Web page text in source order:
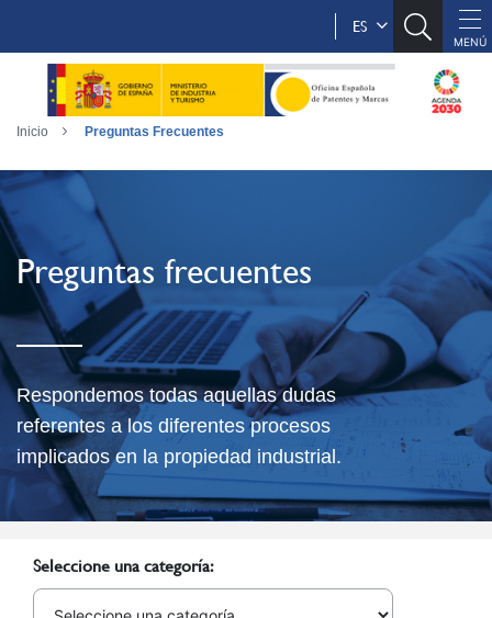
ES
Inicio Preguntas Frecuentes
Preguntas frecuentes
Respondemos todas aquellas dudas
referentes a los diferentes procesos
implicados en la propiedad industrial.
Seleccione una categoría: